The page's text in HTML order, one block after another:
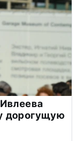
дорогущую